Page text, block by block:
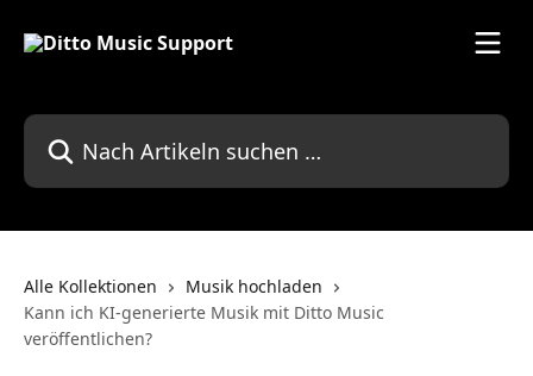
Nach Artikeln suchen …
Alle Kollektionen
Musik hochladen
Kann ich KI-generierte Musik mit Ditto Music
veröffentlichen?